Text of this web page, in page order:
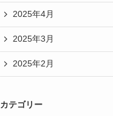
2025年4月
2025年3月
2025年2月
カテゴリー